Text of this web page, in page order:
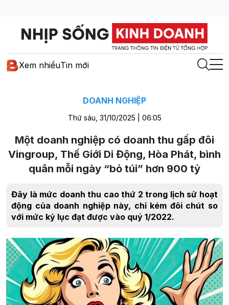
Xem nhiềuTin mới
DOANH NGHIỆP
Thứ sáu, 31/10/2025 | 06:05
Một doanh nghiệp có doanh thu gấp đôi
Vingroup, Thế Giới Di Động, Hòa Phát, bình
quân mỗi ngày “bỏ túi” hơn 900 tỷ
Đây là mức doanh thu cao thứ 2 trong lịch sử hoạt
động của doanh nghiệp này, chỉ kém đôi chút so
với mức kỷ lục đạt được vào quý 1/2022.